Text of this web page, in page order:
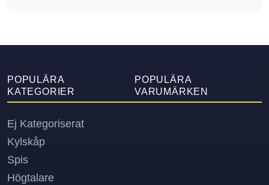
POPULÄRA
KATEGORIER
Ej Kategoriserat
Kylskåp
Spis
Högtalare
POPULÄRA
VARUMÄRKEN